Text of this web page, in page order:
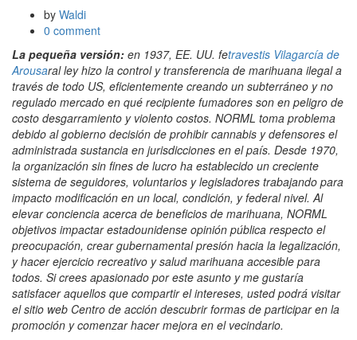
by Waldi
0 comment
La pequeña versión: en 1937, EE. UU. fetravestis Vilagarcía de
Arousaral ley hizo la control y transferencia de marihuana ilegal a
través de todo US, eficientemente creando un subterráneo y no
regulado mercado en qué recipiente fumadores son en peligro de
costo desgarramiento y violento costos. NORML toma problema
debido al gobierno decisión de prohibir cannabis y defensores el
administrada sustancia en jurisdicciones en el país. Desde 1970,
la organización sin fines de lucro ha establecido un creciente
sistema de seguidores, voluntarios y legisladores trabajando para
impacto modificación en un local, condición, y federal nivel. Al
elevar conciencia acerca de beneficios de marihuana, NORML
objetivos impactar estadounidense opinión pública respecto el
preocupación, crear gubernamental presión hacia la legalización,
y hacer ejercicio recreativo y salud marihuana accesible para
todos. Si crees apasionado por este asunto y me gustaría
satisfacer aquellos que compartir el intereses, usted podrá visitar
el sitio web Centro de acción descubrir formas de participar en la
promoción y comenzar hacer mejora en el vecindario.